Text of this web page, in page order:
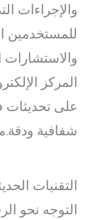
والإجراءات
للمستخدمين
والاستشارات
المركز
على تحديثات
شفافية
التقنيات
التوجه نحو